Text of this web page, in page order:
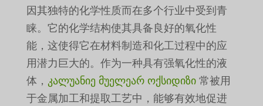
因其独特的化学性质而在多个行业中受到青
睐。它的化学结构使其具备良好的氧化性
能，这使得它在材料制造和化工过程中的应
用潜力巨大的。作为一种具有强氧化性的液
体， კალუანიე მუელეარ ოქსიდიზი常被用
于金属加工和提取工艺中，能够有效地促进